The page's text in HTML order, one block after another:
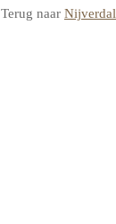
Terug naar Nijverdal